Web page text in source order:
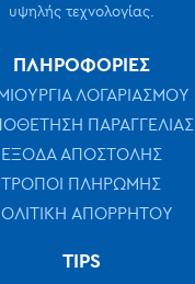
υψηλής τεχνολογίας.
ΠΛΗΡΟΦΟΡΙΕΣ
ΛΟΓΑΡΙΑΣΜΟΥ
ΠΑΡΑΓΓΕΛΙΑΣ
ΕΞΟΔΑ ΑΠΟΣΤΟΛΗΣ
ΤΡΟΠΟΙ ΠΛΗΡΩΜΗΣ
ΑΠΟΡΡΗΤΟΥ
TIPS